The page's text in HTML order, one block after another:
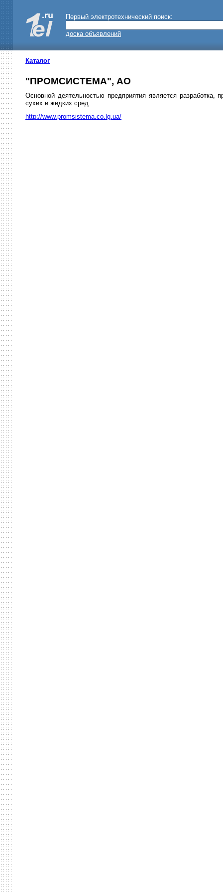
Первый электротехнический поиск:
доска объявлений
Каталог
"ПРОМСИСТЕМА", АО
Основной деятельностью предприятия является разработка,
сухих и жидких сред
http://www.promsistema.co.lg.ua/